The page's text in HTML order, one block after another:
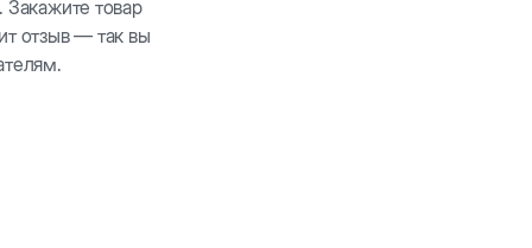
Закажите товар
отзыв — так вы